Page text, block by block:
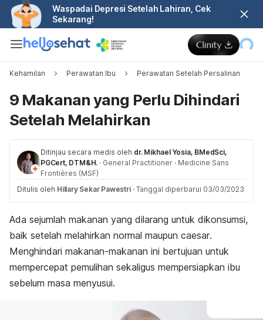
Waspadai Depresi Setelah Lahiran, Cek
Sekarang!
Kehamilan Perawatan Ibu Perawatan Setelah Persalinan
9 Makanan yang Perlu Dihindari
Setelah Melahirkan
Ditinjau secara medis oleh dr. Mikhael Yosia, BMedSci,
PGCert, DTM&H. · General Practitioner · Medicine Sans
Frontières (MSF)
Ditulis oleh Hillary Sekar Pawestri · Tanggal diperbarui 03/03/2023
Ada sejumlah makanan yang dilarang untuk dikonsumsi,
baik setelah melahirkan normal maupun caesar.
Menghindari makanan-makanan ini bertujuan untuk
mempercepat pemulihan sekaligus mempersiapkan ibu
sebelum masa menyusui.